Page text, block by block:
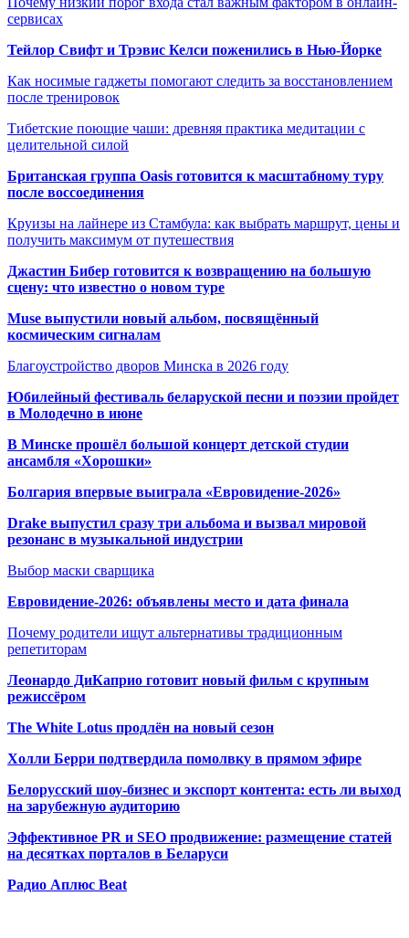
сервисах
Тейлор Свифт и Трэвис Келси поженились в Нью-Йорке
Как носимые гаджеты помогают следить за восстановлением
после тренировок
Тибетские поющие чаши: древняя практика медитации с
целительной силой
Британская группа Oasis готовится к масштабному туру
после воссоединения
Круизы на лайнере из Стамбула: как выбрать маршрут, цены и
получить максимум от путешествия
Джастин Бибер готовится к возвращению на большую
сцену: что известно о новом туре
Muse выпустили новый альбом, посвящённый
космическим сигналам
Благоустройство дворов Минска в 2026 году
Юбилейный фестиваль беларуской песни и поэзии пройдет
в Молодечно в июне
В Минске прошёл большой концерт детской студии
ансамбля «Хорошки»
Болгария впервые выиграла «Евровидение-2026»
Drake выпустил сразу три альбома и вызвал мировой
резонанс в музыкальной индустрии
Выбор маски сварщика
Евровидение-2026: объявлены место и дата финала
Почему родители ищут альтернативы традиционным
репетиторам
Леонардо ДиКаприо готовит новый фильм с крупным
режиссёром
The White Lotus продлён на новый сезон
Холли Берри подтвердила помолвку в прямом эфире
Белорусский шоу-бизнес и экспорт контента: есть ли выход
на зарубежную аудиторию
Эффективное PR и SEO продвижение: размещение статей
на десятках порталов в Беларуси
Радио Аплюс Beat